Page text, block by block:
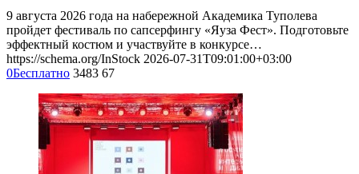
9 августа 2026 года на набережной Академика Туполева
пройдет фестиваль по сапсерфингу «Яуза Фест». Подготовьте
эффектный костюм и участвуйте в конкурсе…
https://schema.org/InStock 2026-07-31T09:01:00+03:00
0Бесплатно 3483 67